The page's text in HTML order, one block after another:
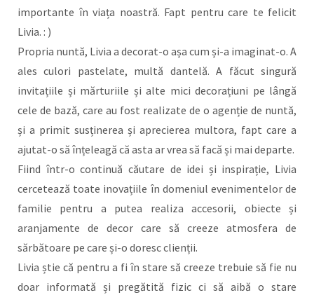
importante în viața noastră. Fapt pentru care te felicit
Livia. : )
Propria nuntă, Livia a decorat-o așa cum și-a imaginat-o. A
ales culori pastelate, multă dantelă. A făcut singură
invitațiile și mărturiile și alte mici decorațiuni pe lângă
cele de bază, care au fost realizate de o agenție de nuntă,
și a primit susținerea și aprecierea multora, fapt care a
ajutat-o să înțeleagă că asta ar vrea să facă și mai departe.
Fiind într-o continuă căutare de idei și inspirație, Livia
cercetează toate inovațiile în domeniul evenimentelor de
familie pentru a putea realiza accesorii, obiecte și
aranjamente de decor care să creeze atmosfera de
sărbătoare pe care și-o doresc clienții.
Livia știe că pentru a fi în stare să creeze trebuie să fie nu
doar informată și pregătită fizic ci să aibă o stare